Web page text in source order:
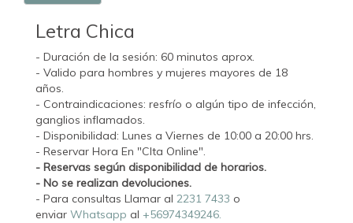
Letra Chica
- Duración de la sesión: 60 minutos aprox.
- Valido para hombres y mujeres mayores de 18
años.
- Contraindicaciones: resfrío o algún tipo de infección,
ganglios inflamados.
- Disponibilidad: Lunes a Viernes de 10:00 a 20:00 hrs.
- Reservar Hora En "CIta Online".
- Reservas según disponibilidad de horarios.
- No se realizan devoluciones.
- Para consultas Llamar al 2231 7433 o
enviar Whatsapp al +56974349246.